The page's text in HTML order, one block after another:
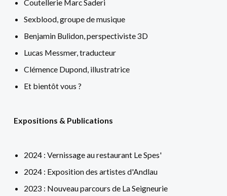
Coutellerie Marc Saderi
Sexblood, groupe de musique
Benjamin Bulidon, perspectiviste 3D
Lucas Messmer, traducteur
Clémence Dupond, illustratrice
Et bientôt vous ?
Expositions & Publications
2024 : Vernissage au restaurant Le Spes'
2024 : Exposition des artistes d'Andlau
2023 : Nouveau parcours de La Seigneurie